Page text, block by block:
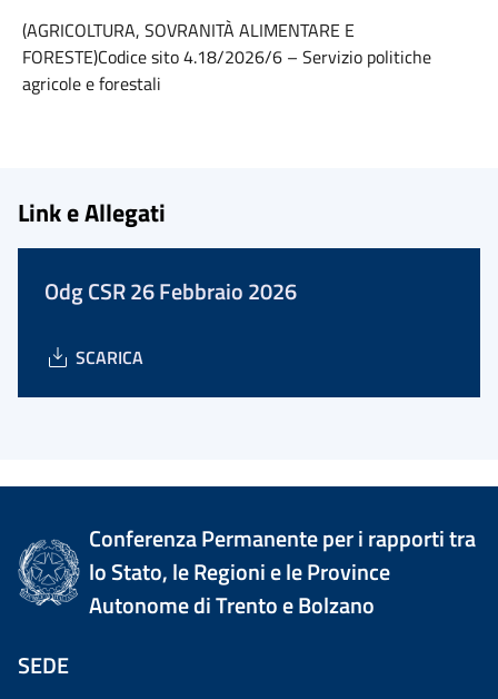
(AGRICOLTURA, SOVRANITÀ ALIMENTARE E
FORESTE)Codice sito 4.18/2026/6 – Servizio politiche
agricole e forestali
Link e Allegati
Odg CSR 26 Febbraio 2026
SCARICA
Conferenza Permanente per i rapporti tra
lo Stato, le Regioni e le Province
Autonome di Trento e Bolzano
SEDE